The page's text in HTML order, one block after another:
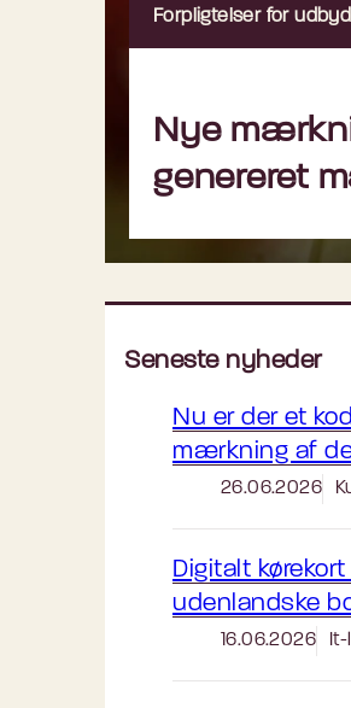
Forpligtelser for
Nye
genereret
Seneste nyheder
Nu er der et
mærkning af
26.06.2026
Digitalt
udenlandske
16.06.2026